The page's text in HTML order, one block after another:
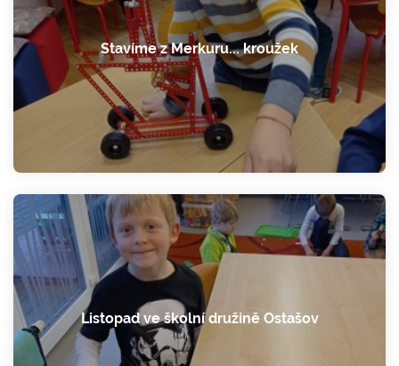
Stavíme z Merkuru... kroužek
Listopad ve školní družině Ostašov